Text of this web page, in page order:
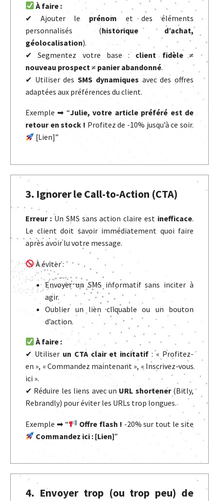
À faire :
✔ Ajouter le prénom et des éléments
personnalisés (historique d’achat,
géolocalisation).
✔ Segmentez votre base : client fidèle ≠
nouveau prospect ≠ panier abandonné.
✔ Utiliser desSMS dynamiques avec des offres
adaptées aux préférences du client.
Exemple ➡ “Julie, votre article préféré est de
retour en stock ! Profitez de -10% jusqu’à ce soir.
[Lien]”
3. Ignorer le Call-to-Action (CTA)
Erreur :Un SMS sans action claire est inefficace.
Le client doit savoir immédiatement quoi faire
après avoir lu votre message.
À éviter :
Envoyer un SMS informatif sans inciter à
agir.
Oublier un lien cliquable ou un bouton
d’action.
À faire :
✔ Utiliser un CTA clair et incitatif : « Profitez-
en », « Commandez maintenant », « Inscrivez-vous
ici ».
✔ Réduire les liens avec un URL shortener(Bitly,
Rebrandly) pour éviter les URLs trop longues.
Exemple ➡ “ Offre flash ! -20% sur tout le site
Commandez ici : [Lien]”
4. Envoyer trop (ou trop peu) de